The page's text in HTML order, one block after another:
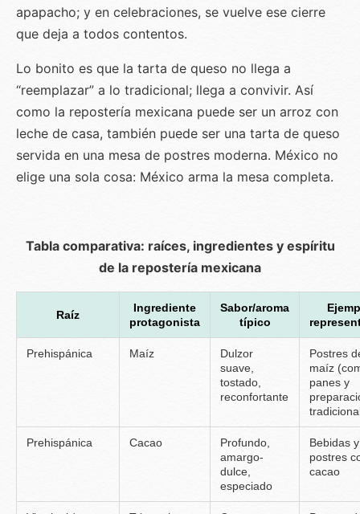
apapacho; y en celebraciones, se vuelve ese cierre
que deja a todos contentos.
Lo bonito es que la tarta de queso no llega a
“reemplazar” a lo tradicional; llega a convivir. Así
como la repostería mexicana puede ser un arroz con
leche de casa, también puede ser una tarta de queso
servida en una mesa de postres moderna. México no
elige una sola cosa: México arma la mesa completa.
Tabla comparativa: raíces, ingredientes y espíritu
de la repostería mexicana
Raíz
Ingrediente
protagonista
Sabor/aroma
típico
Prehispánica Maíz
Dulzor
suave,
tostado,
reconfortante
Postres
maíz
panes y
Prehispánica Cacao
Profundo,
amargo-
dulce,
especiado
Bebidas y
postres
cacao